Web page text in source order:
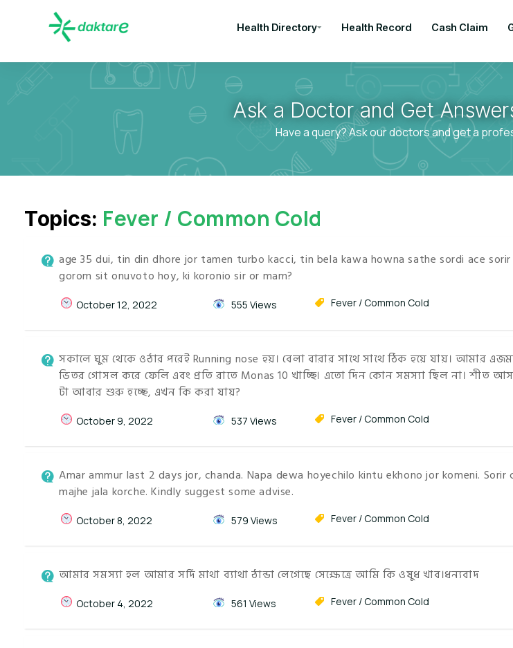
Health Directory Health Record Cash Claim
Ask a Doctor and Get
Have a query? Ask our doctors and get a
Topics: Fever / Common Cold
age 35 dui, tin din dhore jor tamen turbo kacci, tin bela kawa howna sathe sordi ace
gorom sit onuvoto hoy, ki koronio sir or mam?
October 12, 2022 555 Views Fever / Common Cold
সকালে ঘুম থেকে ওঠার পরেই Running nose হয়। বেলা বারার সাথে সাথে ঠিক হয়ে যায়। আমার
ভিতর গোসল করে ফেলি এবং প্রতি রাতে Monas 10 খাচ্ছি। এতো দিন কোন সমস্যা ছিল না। শীত
টা আবার শুরু হচ্ছে, এখন কি করা যায়?
October 9, 2022 537 Views Fever / Common Cold
Amar ammur last 2 days jor, chanda. Napa dewa hoyechilo kintu ekhono jor komeni. Sorir
majhe jala korche. Kindly suggest some advise.
October 8, 2022 579 Views Fever / Common Cold
আমার সমস্যা হল আমার সর্দি মাথা ব্যাথা ঠান্ডা লেগেছে সেক্ষেত্রে আমি কি ওষুধ খাব।ধন্যবাদ
October 4, 2022 561 Views Fever / Common Cold